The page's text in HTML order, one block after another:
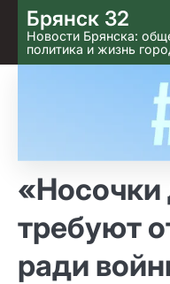
Skip
to content
Брянск 32
Новости Брянска:
политика и жизнь
«Носочки
требуют
ради